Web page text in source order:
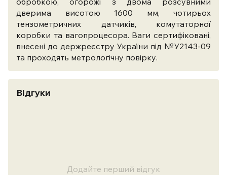
дверима висотою 1600 мм, чотирьох
тензометричних датчиків, комутаторної
коробки та вагопроцесора. Ваги сертифіковані,
внесені до держреєстру України під №У2143-09
та проходять метрологічну повірку.
Відгуки
Додайте перший відгук